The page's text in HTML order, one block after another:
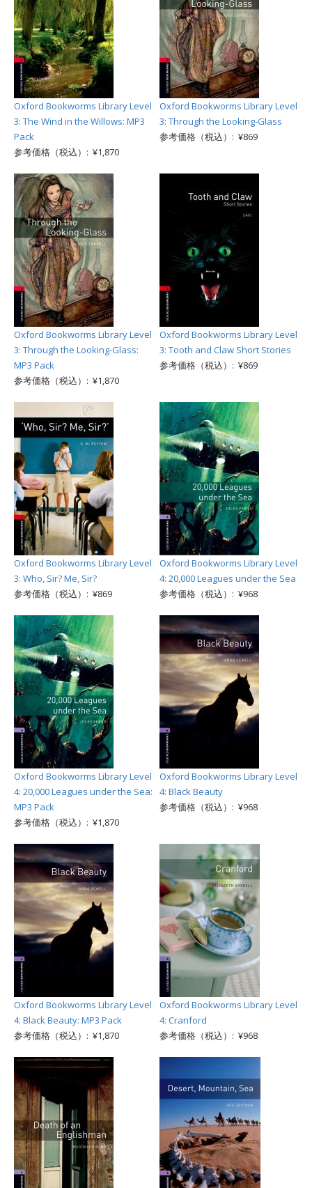
Oxford Bookworms Library Level
3: The Wind in the Willows: MP3
Pack
参考価格（税込）: ¥1,870
Oxford Bookworms Library Level
3: Through the Looking-Glass
参考価格（税込）: ¥869
Oxford Bookworms Library Level
3: Through the Looking-Glass:
MP3 Pack
参考価格（税込）: ¥1,870
Oxford Bookworms Library Level
3: Tooth and Claw Short Stories
参考価格（税込）: ¥869
Oxford Bookworms Library Level
3: Who, Sir? Me, Sir?
参考価格（税込）: ¥869
Oxford Bookworms Library Level
4: 20,000 Leagues under the Sea
参考価格（税込）: ¥968
Oxford Bookworms Library Level
4: 20,000 Leagues under the Sea:
MP3 Pack
参考価格（税込）: ¥1,870
Oxford Bookworms Library Level
4: Black Beauty
参考価格（税込）: ¥968
Oxford Bookworms Library Level
4: Black Beauty: MP3 Pack
参考価格（税込）: ¥1,870
Oxford Bookworms Library Level
4: Cranford
参考価格（税込）: ¥968